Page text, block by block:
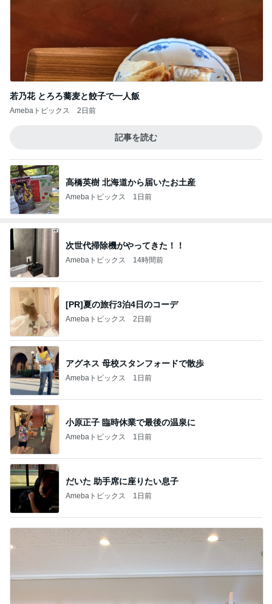
若乃花 とろろ蕎麦と餃子で一人飯
Amebaトピックス 2日前
記事を読む
高橋英樹 北海道から届いたお土産
Amebaトピックス 1日前
次世代掃除機がやってきた！！
Amebaトピックス 14時間前
[PR]夏の旅行3泊4日のコーデ
Amebaトピックス 2日前
アグネス 母校スタンフォードで散歩
Amebaトピックス 1日前
小原正子 臨時休業で最後の温泉に
Amebaトピックス 1日前
だいた 助手席に座りたい息子
Amebaトピックス 1日前